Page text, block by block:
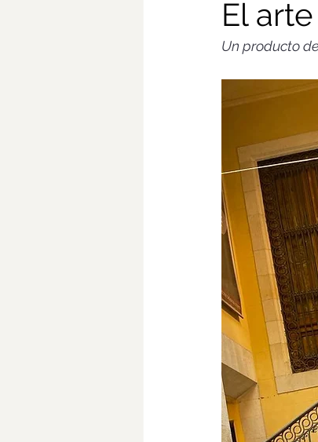
DOP Bullas Bonito
Medio Ambiente
El
Un producto